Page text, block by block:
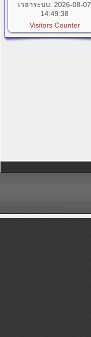
เวลาระบบ: 2026-08-07
14:49:38
Visitors Counter